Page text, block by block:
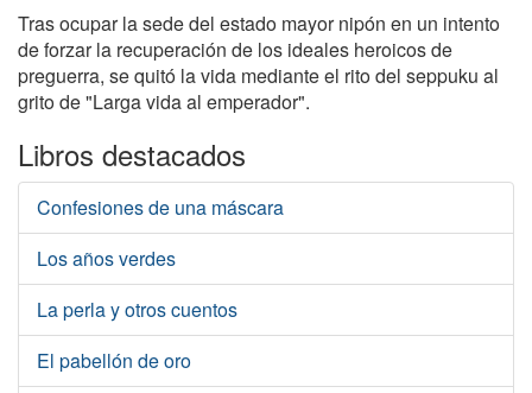
Tras ocupar la sede del estado mayor nipón en un intento
de forzar la recuperación de los ideales heroicos de
preguerra, se quitó la vida mediante el rito del seppuku al
grito de "Larga vida al emperador".
Libros destacados
Confesiones de una máscara
Los años verdes
La perla y otros cuentos
El pabellón de oro